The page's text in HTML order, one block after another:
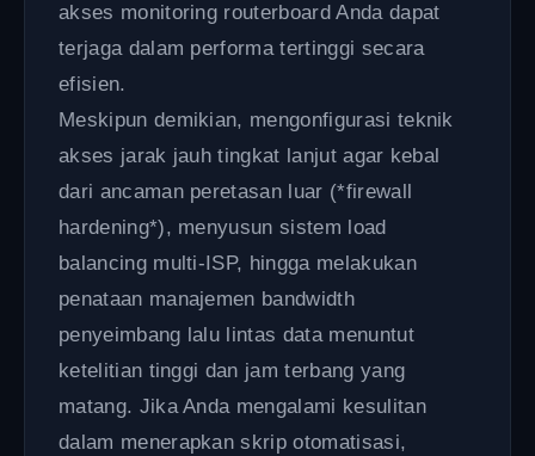
akses monitoring routerboard Anda dapat
terjaga dalam performa tertinggi secara
efisien.
Meskipun demikian, mengonfigurasi teknik
akses jarak jauh tingkat lanjut agar kebal
dari ancaman peretasan luar (*firewall
hardening*), menyusun sistem load
balancing multi-ISP, hingga melakukan
penataan manajemen bandwidth
penyeimbang lalu lintas data menuntut
ketelitian tinggi dan jam terbang yang
matang. Jika Anda mengalami kesulitan
dalam menerapkan skrip otomatisasi,